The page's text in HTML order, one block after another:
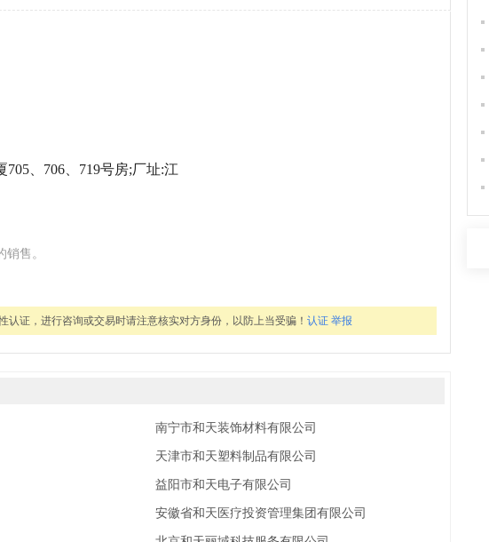
、706、719号房;厂址:江
售。
证，进行咨询或交易时请注意核实对方身份，以防上当受骗！ 认证 举报
南宁市和天装饰材料有限公司
天津市和天塑料制品有限公司
益阳市和天电子有限公司
安徽省和天医疗投资管理集团有限公司